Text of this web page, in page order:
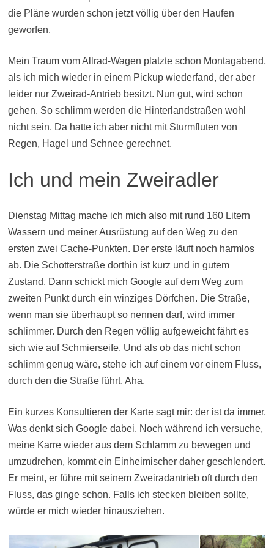
die Pläne wurden schon jetzt völlig über den Haufen
geworfen.
Mein Traum vom Allrad-Wagen platzte schon Montagabend,
als ich mich wieder in einem Pickup wiederfand, der aber
leider nur Zweirad-Antrieb besitzt. Nun gut, wird schon
gehen. So schlimm werden die Hinterlandstraßen wohl
nicht sein. Da hatte ich aber nicht mit Sturmfluten von
Regen, Hagel und Schnee gerechnet.
Ich und mein Zweiradler
Dienstag Mittag mache ich mich also mit rund 160 Litern
Wassern und meiner Ausrüstung auf den Weg zu den
ersten zwei Cache-Punkten. Der erste läuft noch harmlos
ab. Die Schotterstraße dorthin ist kurz und in gutem
Zustand. Dann schickt mich Google auf dem Weg zum
zweiten Punkt durch ein winziges Dörfchen. Die Straße,
wenn man sie überhaupt so nennen darf, wird immer
schlimmer. Durch den Regen völlig aufgeweicht fährt es
sich wie auf Schmierseife. Und als ob das nicht schon
schlimm genug wäre, stehe ich auf einem vor einem Fluss,
durch den die Straße führt. Aha.
Ein kurzes Konsultieren der Karte sagt mir: der ist da immer.
Was denkt sich Google dabei. Noch während ich versuche,
meine Karre wieder aus dem Schlamm zu bewegen und
umzudrehen, kommt ein Einheimischer daher geschlendert.
Er meint, er führe mit seinem Zweiradantrieb oft durch den
Fluss, das ginge schon. Falls ich stecken bleiben sollte,
würde er mich wieder hinausziehen.